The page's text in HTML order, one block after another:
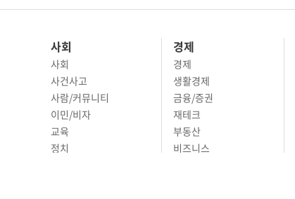
사회
사회
사건사고
사람/커뮤니티
이민/비자
경제
경제
생활경제
금융/증권
재테크